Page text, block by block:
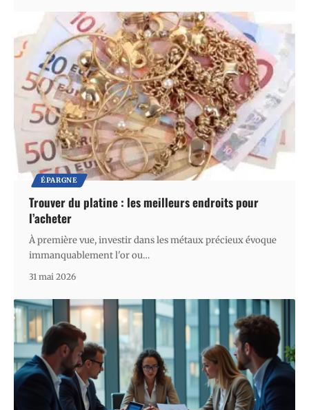
ÉPARGNE
Trouver du platine : les meilleurs endroits pour
l’acheter
À première vue, investir dans les métaux précieux évoque
immanquablement l'or ou…
31 mai 2026